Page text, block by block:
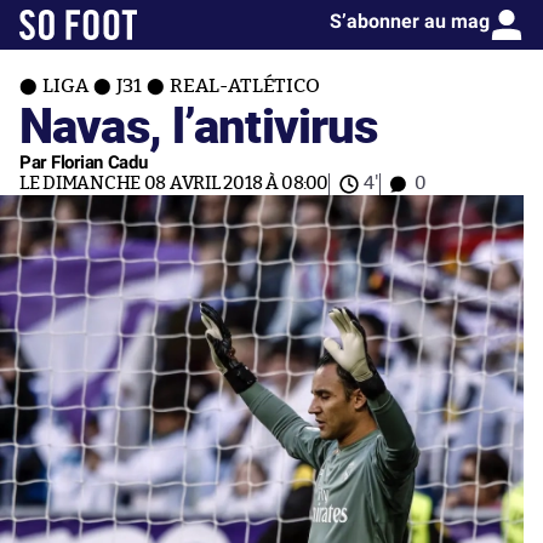
S’abonner au mag
LIGA J31 REAL-ATLÉTICO
Navas, l’antivirus
Par Florian Cadu
LE DIMANCHE 08 AVRIL 2018 À 08:00 4' 0